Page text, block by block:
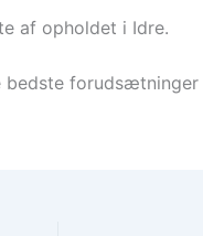
af opholdet i Idre.